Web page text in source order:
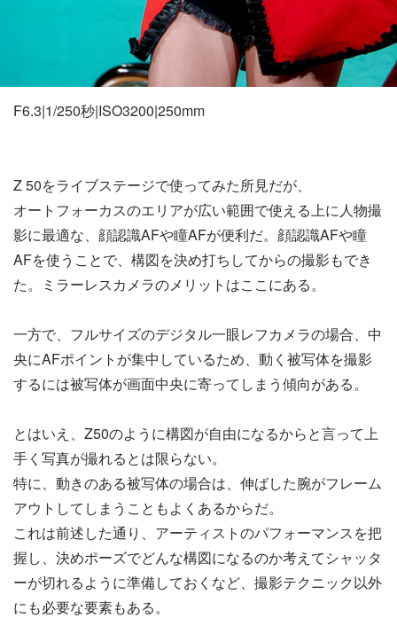
F6.3|1/250秒|ISO3200|250mm
Z 50をライブステージで使ってみた所見だが、
オートフォーカスのエリアが広い範囲で使える上に人物撮
影に最適な、顔認識AFや瞳AFが便利だ。顔認識AFや瞳
AFを使うことで、構図を決め打ちしてからの撮影もでき
た。ミラーレスカメラのメリットはここにある。
一方で、フルサイズのデジタル一眼レフカメラの場合、中
央にAFポイントが集中しているため、動く被写体を撮影
するには被写体が画面中央に寄ってしまう傾向がある。
とはいえ、Z50のように構図が自由になるからと言って上
手く写真が撮れるとは限らない。
特に、動きのある被写体の場合は、伸ばした腕がフレーム
アウトしてしまうこともよくあるからだ。
これは前述した通り、アーティストのパフォーマンスを把
握し、決めポーズでどんな構図になるのか考えてシャッタ
ーが切れるように準備しておくなど、撮影テクニック以外
にも必要な要素もある。